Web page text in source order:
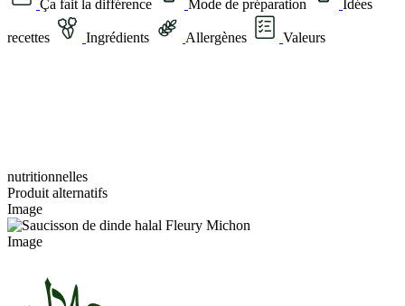
Ça fait la différence Mode de préparation Idées
recettes Ingrédients Allergènes Valeurs
nutritionnelles
Produit alternatifs
Image
Image